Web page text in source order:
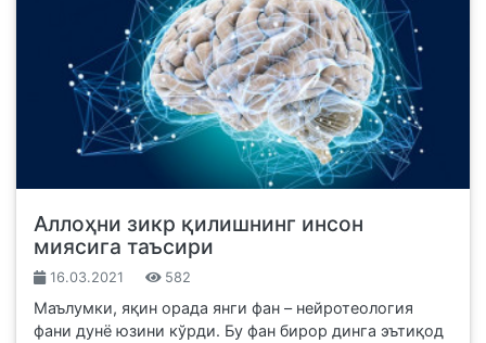
Аллоҳни зикр қилишнинг инсон
миясига таъсири
16.03.2021 582
Маълумки, яқин орада янги фан – нейротеология
фани дунё юзини кўрди. Бу фан бирор динга эътиқод